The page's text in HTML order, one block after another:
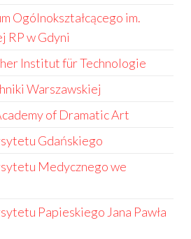
Ogólnokształcącego im.
RP w Gdyni
Institut für Technologie
Warszawskiej
of Dramatic Art
Gdańskiego
Medycznego we
Papieskiego Jana Pawła